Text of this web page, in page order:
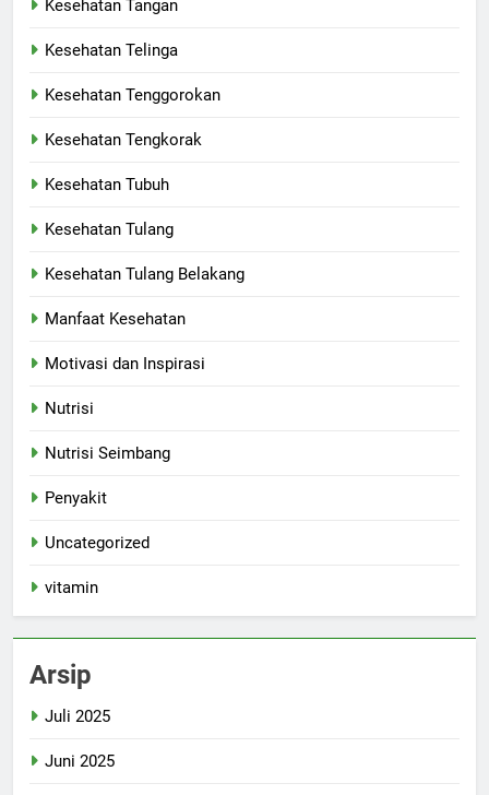
Kesehatan Tangan
Kesehatan Telinga
Kesehatan Tenggorokan
Kesehatan Tengkorak
Kesehatan Tubuh
Kesehatan Tulang
Kesehatan Tulang Belakang
Manfaat Kesehatan
Motivasi dan Inspirasi
Nutrisi
Nutrisi Seimbang
Penyakit
Uncategorized
vitamin
Arsip
Juli 2025
Juni 2025